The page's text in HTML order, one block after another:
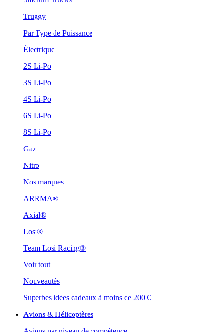
Truggy
Par Type de Puissance
Électrique
2S Li-Po
3S Li-Po
4S Li-Po
6S Li-Po
8S Li-Po
Gaz
Nitro
Nos marques
ARRMA®
Axial®
Losi®
Team Losi Racing®
Voir tout
Nouveautés
Superbes idées cadeaux à moins de 200 €
Avions & Hélicoptères